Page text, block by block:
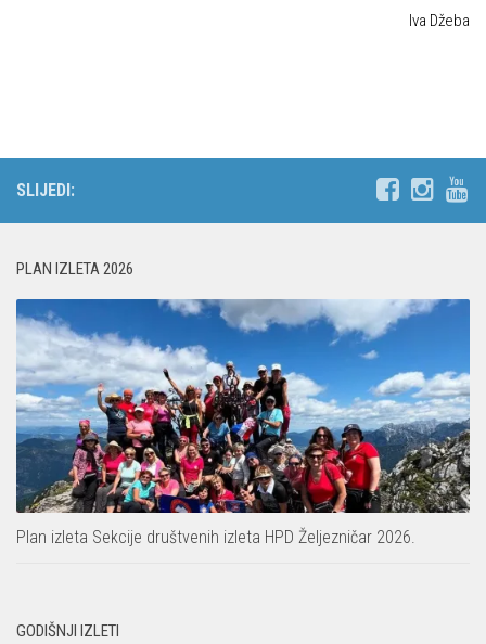
Iva Džeba
SLIJEDI:
PLAN IZLETA 2026
Plan izleta Sekcije društvenih izleta HPD Željezničar 2026.
GODIŠNJI IZLETI